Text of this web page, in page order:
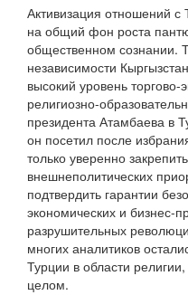
Активизация отношений с
на общий фон роста
общественном сознании.
независимости
высокий уровень торгово-
религиозно-
президента Атамбаева в
он посетил после
только уверенно
внешнеполитических
подтвердить гарантии
экономических и бизнес-
разрушительных
многих аналитиков
Турции в области
целом.